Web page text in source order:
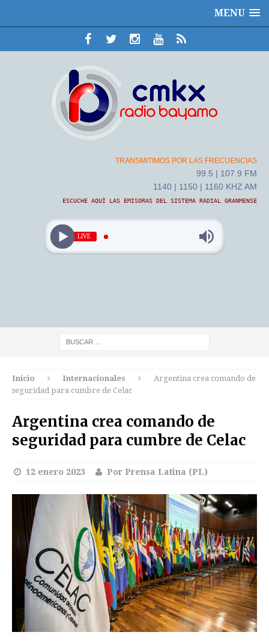
MENU
TRANSMITIMOS POR LAS FRECUENCIAS
99.5 | 107.9 FM
1140 | 1150 | 1160 KHZ AM
ESCUCHE AQUÍ LAS EMISORAS DEL SISTEMA RADIAL GRANMENSE
LIVE
Inicio Internacionales
Argentina crea comando de
seguridad para cumbre de Celac
Argentina crea comando de
seguridad para cumbre de Celac
12 enero 2023 Por Prensa Latina (PL)